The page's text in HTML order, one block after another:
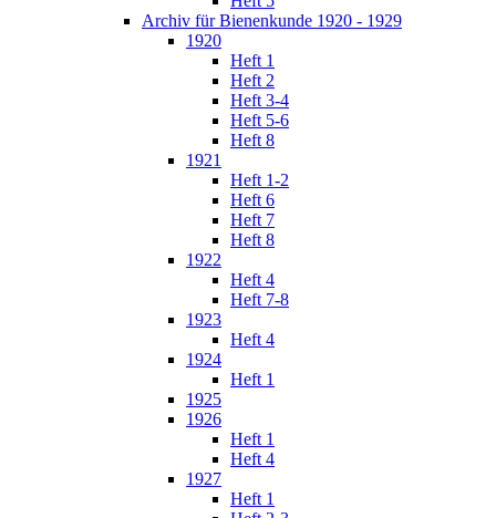
Archiv für Bienenkunde 1920 - 1929
1920
Heft 1
Heft 2
Heft 3-4
Heft 5-6
Heft 8
1921
Heft 1-2
Heft 6
Heft 7
Heft 8
1922
Heft 4
Heft 7-8
1923
Heft 4
1924
Heft 1
1925
1926
Heft 1
Heft 4
1927
Heft 1